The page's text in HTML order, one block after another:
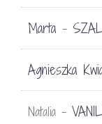
Marta -
Agnieszka
Natalia -